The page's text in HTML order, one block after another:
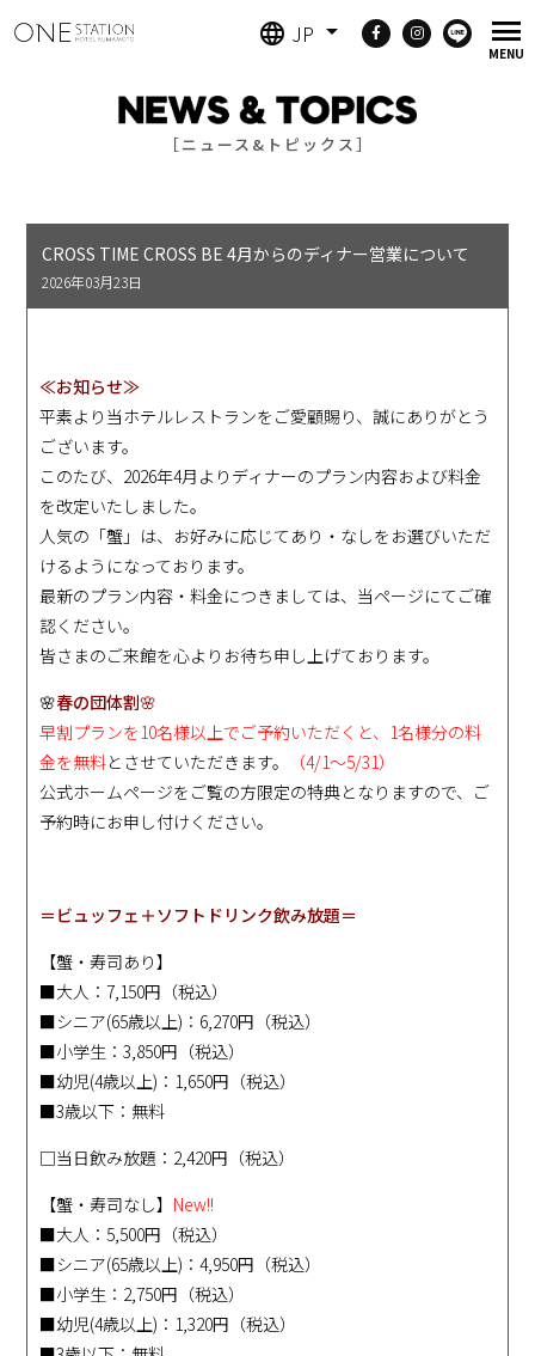
JP
［ニュース&トピックス］
CROSS TIME CROSS BE 4月からのディナー営業について
2026年03月23日
≪お知らせ≫
平素より当ホテルレストランをご愛顧賜り、誠にありがとう
ございます。
このたび、2026年4月よりディナーのプラン内容および料金
を改定いたしました。
人気の「蟹」は、お好みに応じてあり・なしをお選びいただ
けるようになっております。
最新のプラン内容・料金につきましては、当ページにてご確
認ください。
皆さまのご来館を心よりお待ち申し上げております。
🌸春の団体割🌸
早割プランを10名様以上でご予約いただくと、1名様分の料
金を無料とさせていただきます。
（4/1～5/31）
公式ホームページをご覧の方限定の特典となりますので、ご
予約時にお申し付けください。
＝ビュッフェ＋ソフトドリンク飲み放題＝
【蟹・寿司あり】
■大人：7,150円（税込）
■シニア(65歳以上)：6,270円（税込）
■小学生：3,850円（税込）
■幼児(4歳以上)：1,650円（税込）
■3歳以下：無料
□当日飲み放題：2,420円（税込）
【蟹・寿司なし】 New!!
■大人：5,500円（税込）
■シニア(65歳以上)：4,950円（税込）
■小学生：2,750円（税込）
■幼児(4歳以上)：1,320円（税込）